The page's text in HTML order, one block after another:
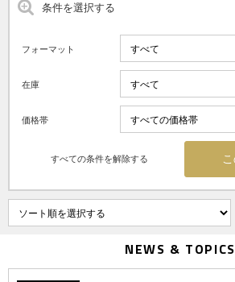
条件を選択する
フォーマット
在庫
価格帯
すべての条件を解除する
NEWS & TOPICS